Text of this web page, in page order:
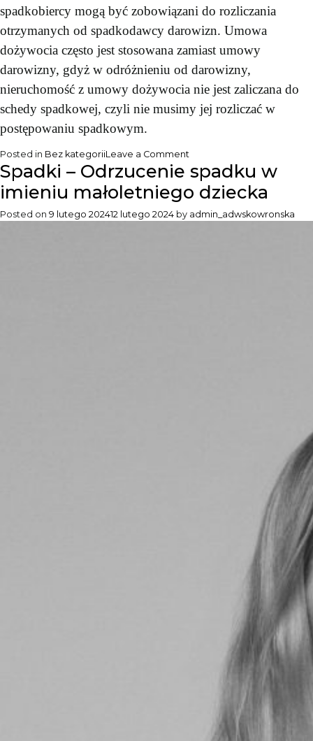
spadkobiercy mogą być zobowiązani do rozliczania
otrzymanych od spadkodawcy darowizn. Umowa
dożywocia często jest stosowana zamiast umowy
darowizny, gdyż w odróżnieniu od darowizny,
nieruchomość z umowy dożywocia nie jest zaliczana do
schedy spadkowej, czyli nie musimy jej rozliczać w
postępowaniu spadkowym.
Posted in Bez kategoriiLeave a Comment
Umowy
–
analiza
dożywocia
Spadki – Odrzucenie spadku w
imieniu małoletniego dziecka
Posted on 9 lutego 202412 lutego 2024 by admin_adwskowronska